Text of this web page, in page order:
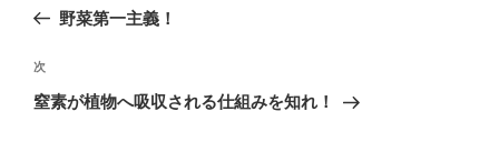
ナ
ビ
ゲ
去
投
稿
野菜第一主義！
次
の
次
窒素が植物へ吸収される仕組みを知れ！